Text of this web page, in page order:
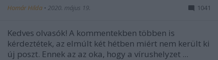
Homár Hilda • 2020. május 19. 1041
Kedves olvasók! A kommentekben többen is
kérdeztétek, az elmúlt két hétben miért nem került ki
új poszt. Ennek az az oka, hogy a vírushelyzet ...